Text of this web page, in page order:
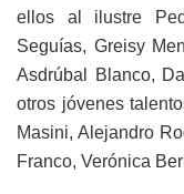
ellos al ilustre
Seguías, Greisy
Asdrúbal Blanco,
otros jóvenes
Masini, Alejandro
Franco, Verónica